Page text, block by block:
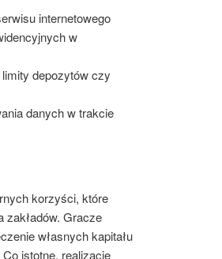
internetowego
w
depozytów czy
danych w trakcie
korzyści, które
zakładów. Gracze
własnych kapitału
istotne, realizacje